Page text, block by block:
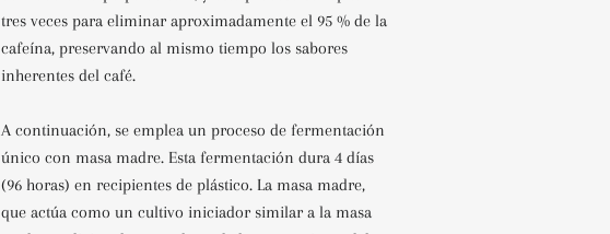
tres veces para eliminar aproximadamente el 95 % de la
cafeína, preservando al mismo tiempo los sabores
inherentes del café.
A continuación, se emplea un proceso de fermentación
único con masa madre. Esta fermentación dura 4 días
(96 horas) en recipientes de plástico. La masa madre,
que actúa como un cultivo iniciador similar a la masa